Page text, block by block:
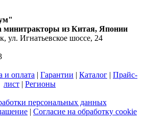
минитракторы из Китая, Японии
ул. Игнатьевское шоссе, 24
и оплата | Гарантии | Каталог | Прайс-
лист | Регионы
персональных данных
| Согласие на обработку cookie